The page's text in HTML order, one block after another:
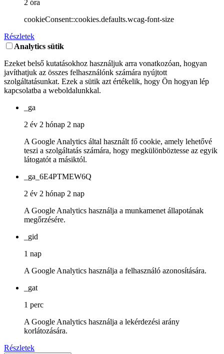
2 óra
cookieConsent::cookies.defaults.wcag-font-size
Részletek
Analytics sütik
Ezeket belső kutatásokhoz használjuk arra vonatkozóan, hogyan
javíthatjuk az összes felhasználónk számára nyújtott
szolgáltatásunkat. Ezek a sütik azt értékelik, hogy Ön hogyan lép
kapcsolatba a weboldalunkkal.
_ga
2 év 2 hónap 2 nap
A Google Analytics által használt fő cookie, amely lehetővé
teszi a szolgáltatás számára, hogy megkülönböztesse az egyik
látogatót a másiktól.
_ga_6E4PTMEW6Q
2 év 2 hónap 2 nap
A Google Analytics használja a munkamenet állapotának
megőrzésére.
_gid
1 nap
A Google Analytics használja a felhasználó azonosítására.
_gat
1 perc
A Google Analytics használja a lekérdezési arány
korlátozására.
Részletek